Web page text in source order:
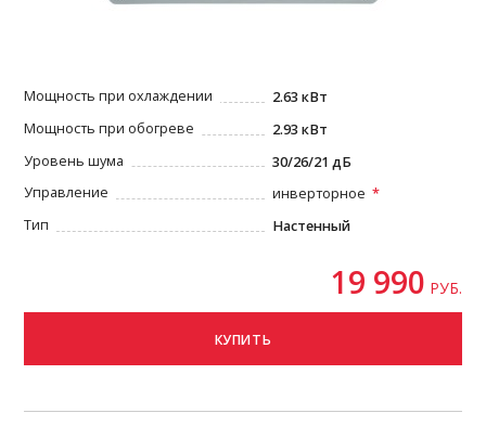
Мощность при охлаждении
2.63 кВт
Мощность при обогреве
2.93 кВт
Уровень шума
30/26/21 дБ
Управление
инверторное
Тип
Настенный
19 990 РУБ.
КУПИТЬ